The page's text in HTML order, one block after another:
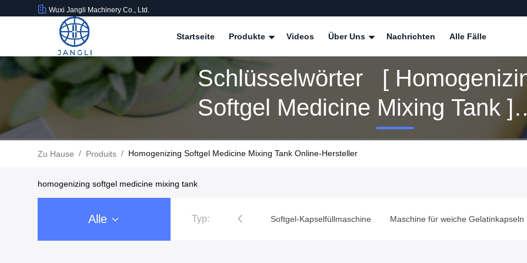
Wuxi Jangli Machinery Co., Ltd.
Startseite Produkte Videos Über Uns Nachrichten Alle Fälle
Schlüsselwörter [
Softgel Medicine Mixing Tank ]
Übereinstimmung 16 Produits
Zu Hause / Produits / Homogenizing Softgel Medicine Mixing Tank Online-Hersteller
homogenizing softgel medicine mixing tank
Alle Typ:
Softgel-Verkapselungs-Maschine Softgel-Kapselfüllmaschine Maschine für weiche Gelatinkapseln Maschine zur